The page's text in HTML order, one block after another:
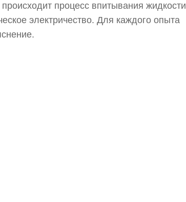
процесс впитывания жидкости
электричество. Для каждого опыта